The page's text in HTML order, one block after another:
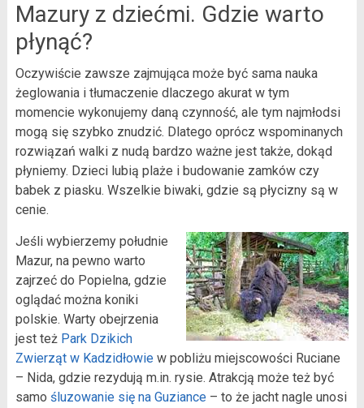
Mazury z dziećmi. Gdzie warto
płynąć?
Oczywiście zawsze zajmująca może być sama nauka
żeglowania i tłumaczenie dlaczego akurat w tym
momencie wykonujemy daną czynność, ale tym najmłodsi
mogą się szybko znudzić. Dlatego oprócz wspominanych
rozwiązań walki z nudą bardzo ważne jest także, dokąd
płyniemy. Dzieci lubią plaże i budowanie zamków czy
babek z piasku. Wszelkie biwaki, gdzie są płycizny są w
cenie.
Jeśli wybierzemy południe
Mazur, na pewno warto
zajrzeć do Popielna, gdzie
oglądać można koniki
polskie. Warty obejrzenia
jest też Park Dzikich
Zwierząt w Kadzidłowiew pobliżu miejscowości Ruciane
– Nida, gdzie rezydują m.in. rysie. Atrakcją może też być
samo śluzowanie się na Guziance– to że jacht nagle unosi